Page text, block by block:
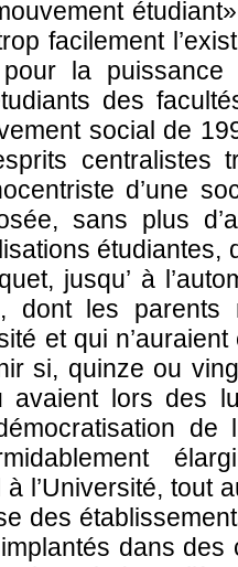
facilement
la puissance
des
social de
centralistes
d’une
sans plus
étudiantes,
jusqu’ à
dont les parents
et qui
si, quinze ou
avaient lors des
l’Université, tout
des
dans des